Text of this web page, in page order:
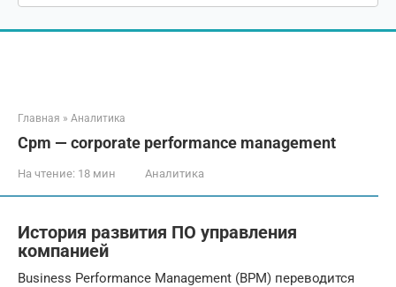
Главная » Аналитика
Cpm — corporate performance management
На чтение: 18 мин Аналитика
История развития ПО управления
компанией
Business Performance Management (BPM) переводится